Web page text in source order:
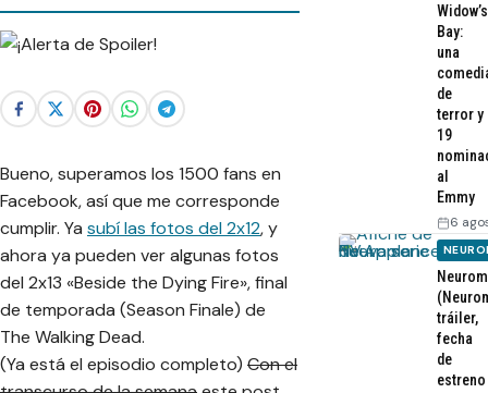
Bueno, superamos los 1500 fans en
Facebook, así que me corresponde
cumplir. Ya subí las fotos del 2x12, y
ahora ya pueden ver algunas fotos
del 2x13 «Beside the Dying Fire», final
de temporada (Season Finale) de
The Walking Dead.
(Ya está el episodio completo) Con el
Widow’s
Bay:
una
de
terror y
19
al
Emmy
6
tráiler,
fecha
de
estreno